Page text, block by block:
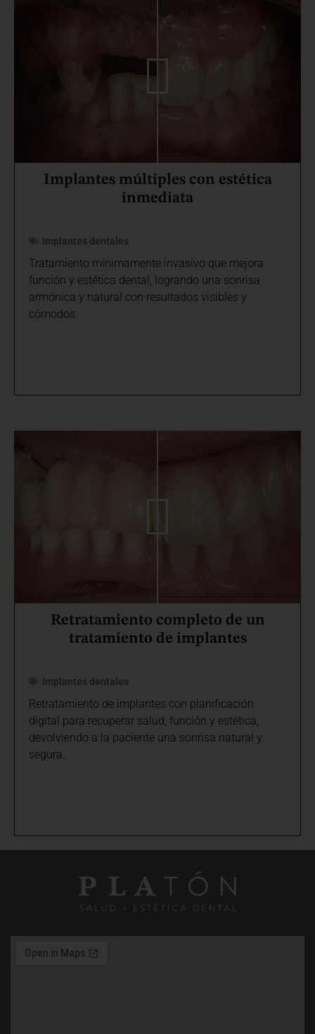
Implantes múltiples con estética
inmediata
Implantes dentales
Tratamiento mínimamente invasivo que mejora
función y estética dental, logrando una sonrisa
armónica y natural con resultados visibles y
cómodos.
Retratamiento completo de un
tratamiento de implantes
Implantes dentales
Retratamiento de implantes con planificación
digital para recuperar salud, función y estética,
devolviendo a la paciente una sonrisa natural y
segura.